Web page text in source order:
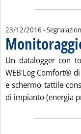
23/12/2016 -
Un datalogger con
WEB'Log Comfort®
e schermo tattile
di impianto (energia